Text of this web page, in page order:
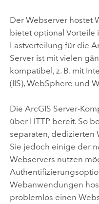
Der Webserver hostet
bietet optional Vorteile
Lastverteilung für die
Serverist mit vielen
kompatibel, z. B. mit
(IIS), WebSphere und
Die ArcGIS Server-
über HTTP bereit. So
separaten, dedizierten
Sie jedoch einige der
Webservers nutzen
Webanwendungen
problemlos einen